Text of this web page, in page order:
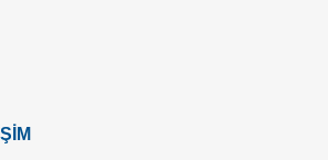
Alışveriş Merkezi
İletişim: 0324 239 10 70